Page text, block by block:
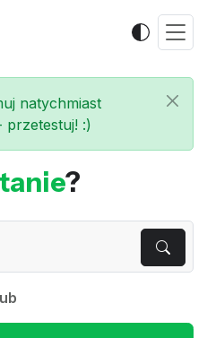
natychmiast
przetestuj! :)
?